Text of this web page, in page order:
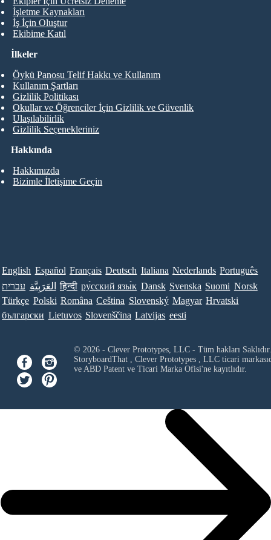
İşletme Kaynakları
İş İçin Oluştur
Ekibime Katıl
Hakkında
Hakkımızda
Bizimle İletişime Geçin
İlkeler
Öykü Panosu Telif Hakkı ve Kullanım
Kullanım Şartları
Gizlilik Politikası
Okullar ve Öğrenciler İçin Gizlilik ve Güvenlik
Ulaşılabilirlik
Gizlilik Seçenekleriniz
English Español Français Deutsch Italiana Nederlands Português
עברית العَرَبِيَّة हिन्दी ру́сский язы́к Dansk Svenska Suomi Norsk
Türkçe Polski Româna Ceština Slovenský Magyar Hrvatski
български Lietuvos Slovenščina Latvijas eesti
© 2026 - Clever Prototypes, LLC - Tüm hakları Saklıdır.
StoryboardThat , Clever Prototypes , LLCticari
ve ABD Patent ve Ticari Marka Ofisi'ne kayıtlıdır.